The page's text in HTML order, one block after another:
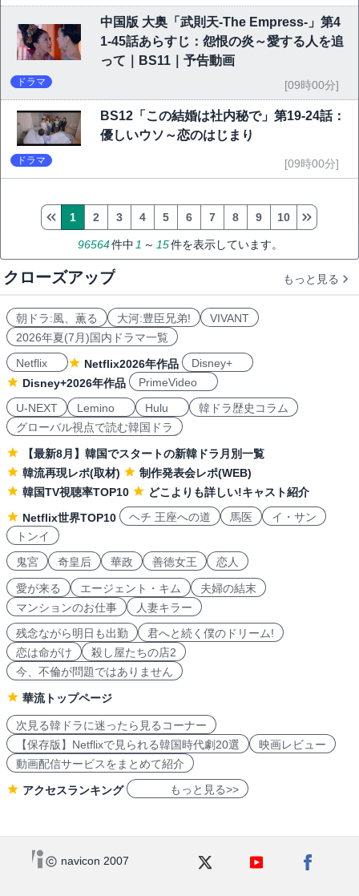
中国版 大奥「武則天-The Empress-」第4
1-45話あらすじ：怨恨の炎～愛する人を追
って｜BS11｜予告動画
ドラマ [09時00分]
BS12「この結婚は社内秘で」第19-24話：
優しいウソ～恋のはじまり
ドラマ [09時00分]
96564件中 1 ～ 15件を表示しています。
1 2 3 4 5 6 7 8 9 10
クローズアップ もっと見る
朝ドラ:風、薫る 大河:豊臣兄弟!
VIVANT
2026年夏(7月)国内ドラマ一覧
Netflix
Netflix2026年作品
Disney+
Disney+2026年作品
PrimeVideo
U-NEXT
Lemino Hulu
韓ドラ歴史コラム
グローバル視点で読む韓国ドラ
【最新8月】韓国でスタートの新韓ドラ月別一覧
韓流再現レポ(取材)
制作発表会レポ(WEB)
韓国TV視聴率TOP10
どこよりも詳しい!キャスト紹介
Netflix世界TOP10
ヘチ 王座への道 馬医
イ・サン
トンイ
鬼宮
奇皇后 華政 善徳女王 恋人
愛が来る エージェント・キム
夫婦の結末
マンションのお仕事
人妻キラー
残念ながら明日も出勤
君へと続く僕のドリーム!
恋は命がけ
殺し屋たちの店2
今、不倫が問題ではありません
華流トップページ
次見る韓ドラに迷ったら見るコーナー
【保存版】Netflixで見られる韓国時代劇20選
映画レビュー
動画配信サービスをまとめて紹介
アクセスランキング もっと見る>>
navicon 2007